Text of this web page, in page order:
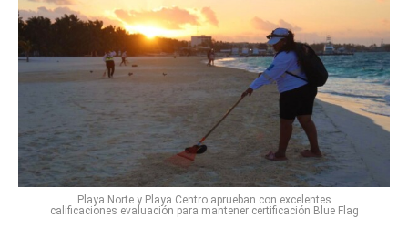
Playa Norte y Playa Centro aprueban con excelentes
calificaciones evaluación para mantener certificación Blue Flag